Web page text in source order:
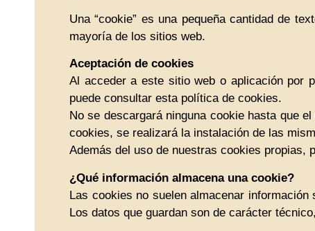
Una “cookie” es una pequeña cantidad de
mayoría de los sitios web.
Aceptación de cookies
Al acceder a este sitio web o aplicación por
puede consultar esta política de cookies.
No se descargará ninguna cookie hasta que
cookies, se realizará la instalación de las
Además del uso de nuestras cookies
¿Qué información almacena una cookie?
Las cookies no suelen almacenar
Los datos que guardan son de carácter